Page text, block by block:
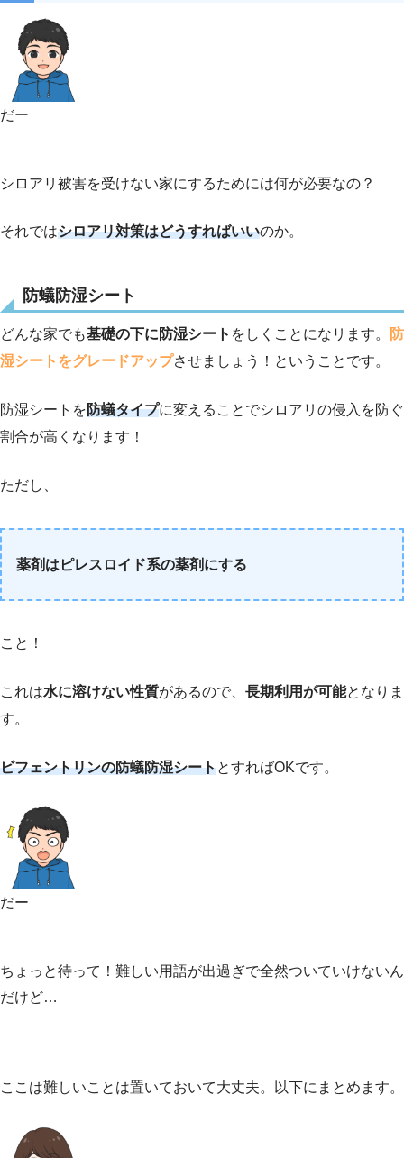
だー
シロアリ被害を受けない家にするためには何が必要なの？
それではシロアリ対策はどうすればいいのか。
防蟻防湿シート
どんな家でも基礎の下に防湿シート をしくことになリます。
防
湿シートをグレードアップさせましょう！ということです。
防湿シートを防蟻タイプに変えることでシロアリの侵入を防ぐ
割合が高くなります！
ただし、
薬剤はピレスロイド系の薬剤にする
こと！
これは水に溶けない性質があるので、 長期利用が可能となりま
す。
ビフェントリンの防蟻防湿シートとすればOKです。
だー
ちょっと待って！難しい用語が出過ぎで全然ついていけないん
だけど…
ここは難しいことは置いておいて大丈夫。以下にまとめます。